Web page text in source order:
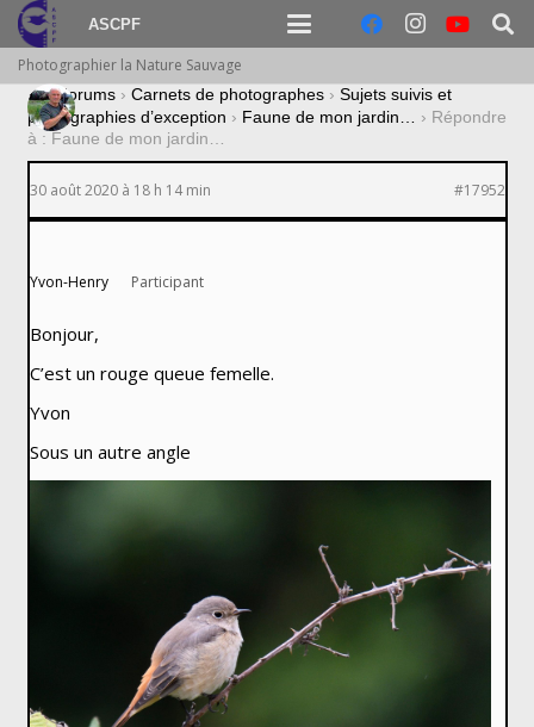
ASCPF
Photographier la Nature Sauvage
› Forums › Carnets de photographes › Sujets suivis et
photographies d’exception › Faune de mon jardin… › Répondre
à : Faune de mon jardin…
30 août 2020 à 18 h 14 min #17952
Yvon-Henry Participant
Bonjour,
C’est un rouge queue femelle.
Yvon
Sous un autre angle